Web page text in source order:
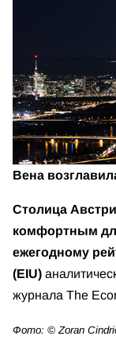
Вена
Столица
комфортным
ежегодному
(EIU)
журнала The
Фото: © Zoran